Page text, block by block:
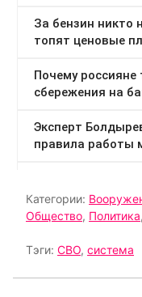
Категории:
Общество, Политика,
Тэги: СВО, система